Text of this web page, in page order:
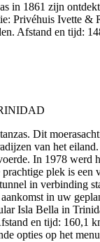
in 1861 zijn
Privéhuis Ivette
Afstand en tijd:
Dit
van het
In 1978 werd
plek is een
in verbinding
in uw
Isla Bella in
en tijd: 160,1
opties op het